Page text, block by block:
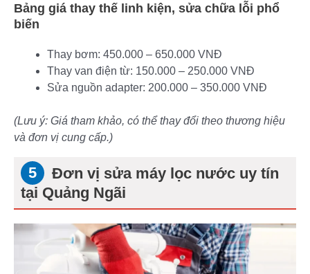
Bảng giá thay thế linh kiện, sửa chữa lỗi phổ
biến
Thay bơm: 450.000 – 650.000 VNĐ
Thay van điện từ: 150.000 – 250.000 VNĐ
Sửa nguồn adapter: 200.000 – 350.000 VNĐ
(Lưu ý: Giá tham khảo, có thể thay đổi theo thương hiệu
và đơn vị cung cấp.)
Đơn vị sửa máy lọc nước uy tín
tại Quảng Ngãi